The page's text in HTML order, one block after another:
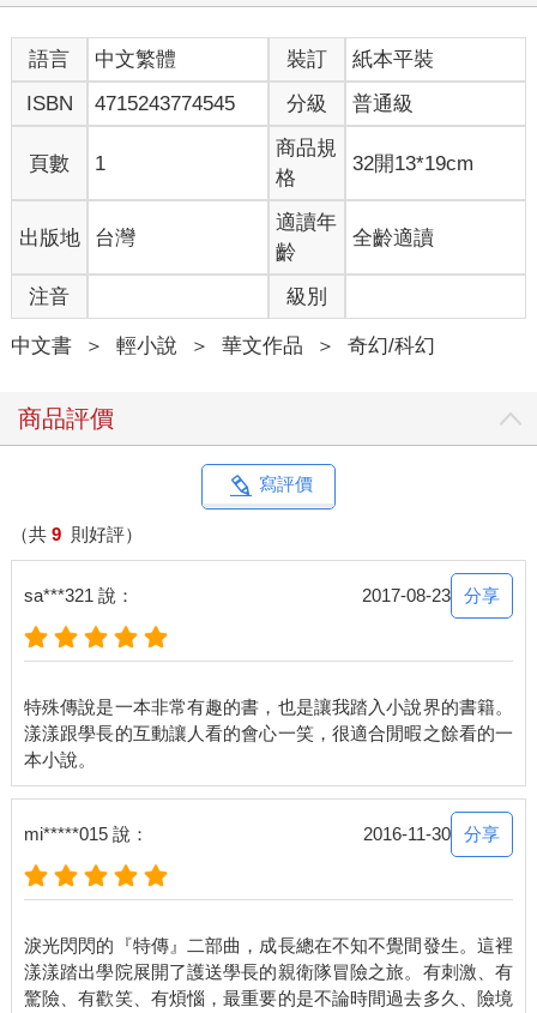
語言 中文繁體 裝訂
紙本平裝
ISBN
4715243774545 分級 普通級
頁數 1
商品規
格
32開13*19cm
出版地 台灣
適讀年
齡
全齡適讀
注音 級別
中文書 ＞ 輕小說 ＞ 華文作品 ＞ 奇幻/科幻
商品評價
寫評價
（共 9 則好評）
sa***321 說： 2017-08-23 分享
特殊傳說是一本非常有趣的書，也是讓我踏入小說界的書籍。
漾漾跟學長的互動讓人看的會心一笑，很適合閒暇之餘看的一
mi*****015 說： 2016-11-30 分享
淚光閃閃的『特傳』二部曲，成長總在不知不覺間發生。這裡
漾漾踏出學院展開了護送學長的親衛隊冒險之旅。有刺激、有
驚險、有歡笑、有煩惱，最重要的是不論時間過去多久、險境